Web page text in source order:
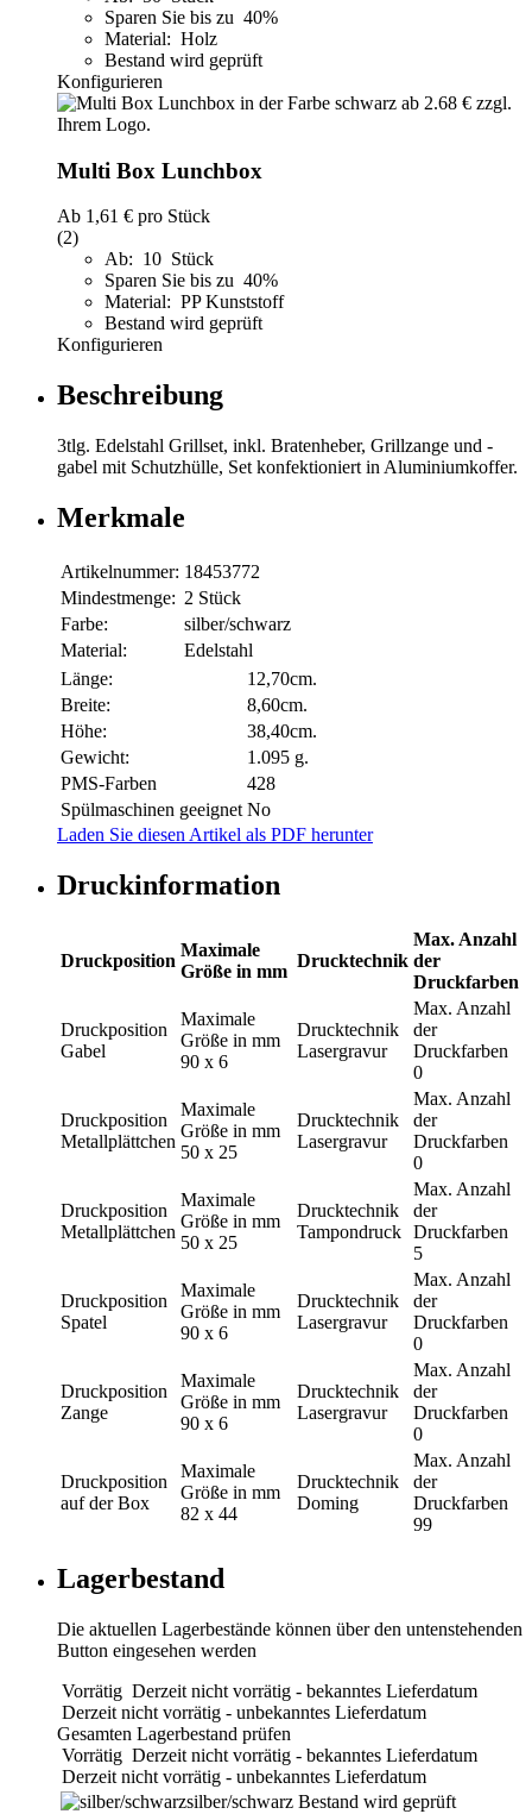
Sparen Sie bis zu 40%
Material: Holz
Bestand wird geprüft
Konfigurieren
Multi Box Lunchbox
Ab 1,61 € pro Stück
(2)
Ab: 10 Stück
Sparen Sie bis zu 40%
Material: PP Kunststoff
Bestand wird geprüft
Konfigurieren
Beschreibung
3tlg. Edelstahl Grillset, inkl. Bratenheber, Grillzange und -
gabel mit Schutzhülle, Set konfektioniert in Aluminiumkoffer.
Merkmale
Artikelnummer: 18453772
Mindestmenge: 2 Stück
Farbe:
silber/schwarz
Material:
Edelstahl
Länge:
12,70cm.
Breite:
8,60cm.
Höhe:
38,40cm.
Gewicht:
1.095 g.
PMS-Farben
428
Spülmaschinen geeignet No
Laden Sie diesen Artikel als PDF herunter
Druckinformation
Druckposition
Maximale
Größe in mm
Drucktechnik
Max. Anzahl
der
Druckfarben
Druckposition
Gabel
Maximale
Größe in mm
90 x 6
Drucktechnik
Lasergravur
Max. Anzahl
der
Druckfarben
0
Druckposition
Metallplättchen
Maximale
Größe in mm
50 x 25
Drucktechnik
Lasergravur
Max. Anzahl
der
Druckfarben
0
Druckposition
Metallplättchen
Maximale
Größe in mm
50 x 25
Drucktechnik
Tampondruck
Max. Anzahl
der
Druckfarben
5
Druckposition
Spatel
Maximale
Größe in mm
90 x 6
Drucktechnik
Lasergravur
Max. Anzahl
der
Druckfarben
0
Druckposition
Zange
Maximale
Größe in mm
90 x 6
Drucktechnik
Lasergravur
Max. Anzahl
der
Druckfarben
0
Druckposition
auf der Box
Maximale
Größe in mm
82 x 44
Drucktechnik
Doming
Max. Anzahl
der
Druckfarben
99
Lagerbestand
Die aktuellen Lagerbestände können über den untenstehenden
Button eingesehen werden
Vorrätig Derzeit nicht vorrätig - bekanntes Lieferdatum
Derzeit nicht vorrätig - unbekanntes Lieferdatum
Gesamten Lagerbestand prüfen
Vorrätig Derzeit nicht vorrätig - bekanntes Lieferdatum
Derzeit nicht vorrätig - unbekanntes Lieferdatum
silber/schwarz Bestand wird geprüft